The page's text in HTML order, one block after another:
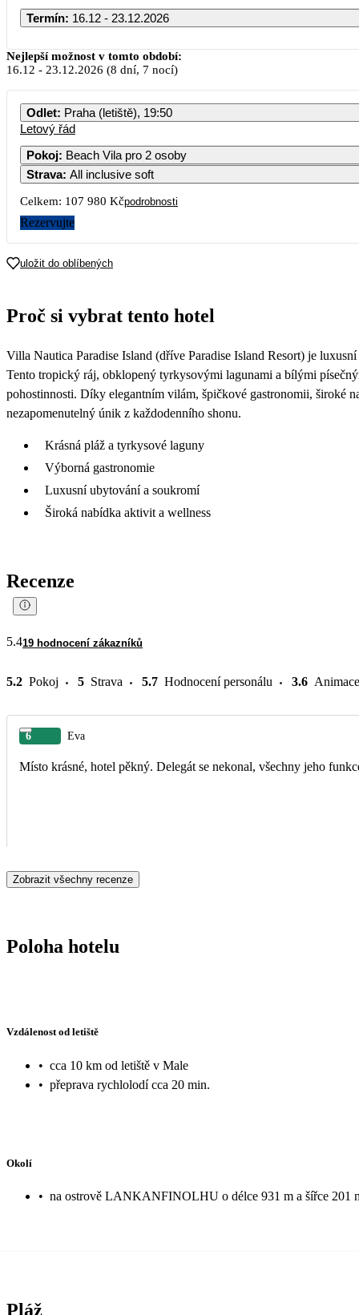
Termín: 16.12 - 23.12.2026
Nejlepší možnost v tomto období:
16.12 - 23.12.2026 (8 dní, 7 nocí)
Odlet: Praha (letiště), 19:50
Letový řád
Pokoj: Beach Vila pro 2 osoby
Strava: All inclusive soft
Celkem: 107 980 Kčpodrobnosti
Rezervujte
uložit do oblíbených
Proč si vybrat tento hotel
Villa Nautica Paradise Island (dříve Paradise Island Resort) je
Tento tropický ráj, obklopený tyrkysovými lagunami a bílými
pohostinnosti. Díky elegantním vilám, špičkové gastronomii, široké
nezapomenutelný únik z každodenního shonu.
Krásná pláž a tyrkysové laguny
Výborná gastronomie
Luxusní ubytování a soukromí
Široká nabídka aktivit a wellness
Recenze
5.419 hodnocení zákazníků
5.2 Pokoj 5 Strava 5.7 Hodnocení personálu 3.6 Animace
6 Eva
Místo krásné, hotel pěkný. Delegát se nekonal, všechny jeho
Zobrazit všechny recenze
Poloha hotelu
Vzdálenost od letiště
• cca 10 km od letiště v Male
• přeprava rychlolodí cca 20 min.
Okolí
• na ostrově LANKANFINOLHU o délce 931 m a šířce 201
Pláž